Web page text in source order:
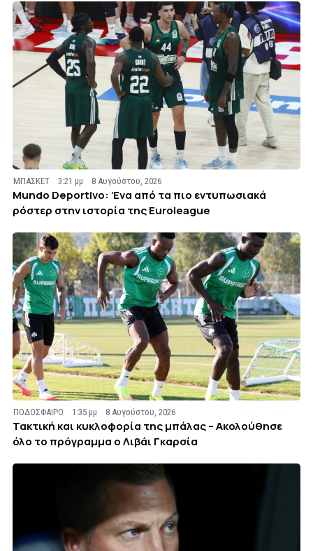
ΜΠΑΣΚΕΤ 3:21 μμ 8 Αυγούστου, 2026
Mundo Deportivo: Ένα από τα πιο εντυπωσιακά
ρόστερ στην ιστορία της Euroleague
ΠΟΔΟΣΦΑΙΡΟ 1:35 μμ 8 Αυγούστου, 2026
Τακτική και κυκλοφορία της μπάλας – Ακολούθησε
όλο το πρόγραμμα ο Λιβάι Γκαρσία